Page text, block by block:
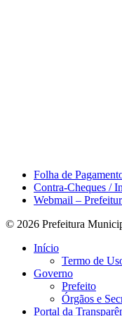
Folha de
Contra-Cheques /
Webmail –
© 2026 Prefeitura
Close
Início
Termo de
Governo
Prefeito
Órgãos e
Portal da